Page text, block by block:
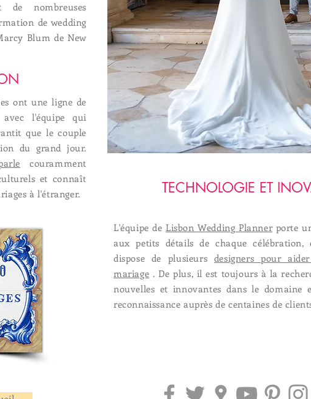
de nombreuses
de wedding
Blum de New
ont une ligne de
l'équipe qui
que le couple
du grand jour.
couramment
et connaît
à l'étranger.
TECHNOLOGIE ET
L'équipe deLisbon Wedding Plannerporte
aux petits détails de chaque célébration,
dispose de plusieurs designers pour
mariage . De plus, il est toujours à la
nouvelles et innovantes dans le domaine
reconnaissance auprès de centaines de